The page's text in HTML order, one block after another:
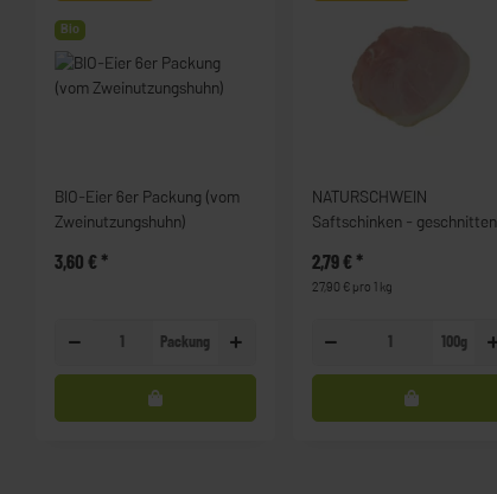
Bio
BIO-Eier 6er Packung (vom
Zweinutzungshuhn)
3,60 €*
Packung
NATURSCHWEIN
Saftschinken - geschnitten
2,79 €*
27,90 € pro 1 kg
100g